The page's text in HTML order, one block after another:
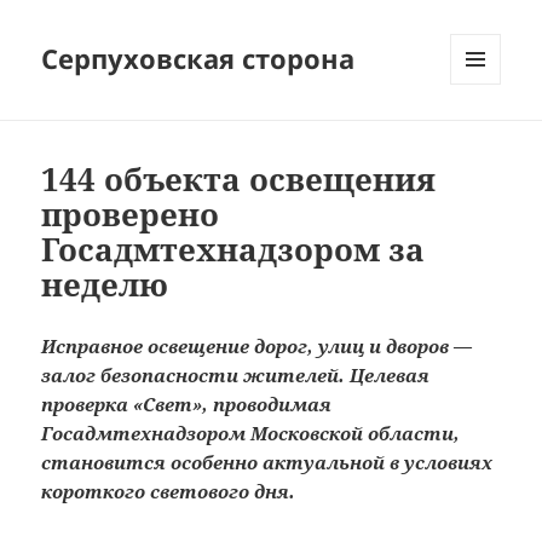
Серпуховская сторона
144 объекта освещения
проверено
Госадмтехнадзором за
неделю
Исправное освещение дорог, улиц и дворов —
залог безопасности жителей. Целевая
проверка «Свет», проводимая
Госадмтехнадзором Московской области,
становится особенно актуальной в условиях
короткого светового дня.